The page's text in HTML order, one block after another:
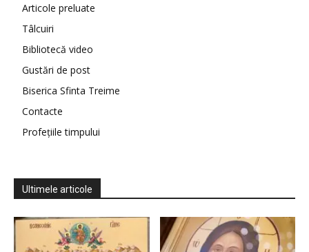
Articole preluate
Tâlcuiri
Bibliotecă video
Gustări de post
Biserica Sfinta Treime
Contacte
Profețiile timpului
Ultimele articole